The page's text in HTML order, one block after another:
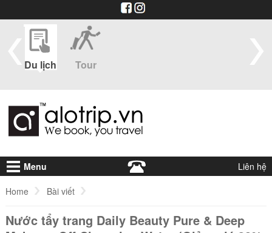
Du lịch Tour
Menu Liên hệ
Home Bài viết
Nước tẩy trang Daily Beauty Pure & Deep Make-up Off Cleansing
Nước tẩy trang Daily Beauty Pure & Deep